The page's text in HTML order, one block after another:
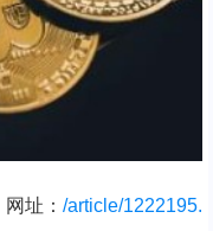
址： /article/1222195.